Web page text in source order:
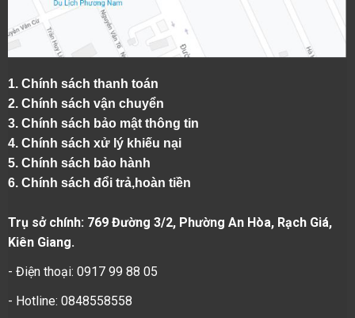
1. Chính sách thanh toán
2. Chính sách vận chuyển
3. Chính sách bảo mật thông tin
4. Chính sách xử lý khiếu nại
5. Chính sách bảo hành
6. Chính sách đổi trả,hoàn tiền
Trụ sở chính: 769 Đường 3/2, Phường An Hòa, Rạch Giá,
Kiên Giang.
- Điện thoại: 0917 99 88 05
- Hotline: 0848558558